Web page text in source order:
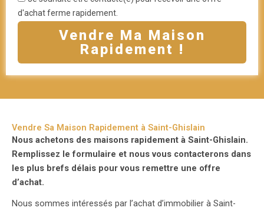
d'achat ferme rapidement.
Vendre Ma Maison
Rapidement !
Vendre Sa Maison Rapidement à Saint-Ghislain
Nous achetons des maisons rapidement à Saint-Ghislain.
Remplissez le formulaire et nous vous contacterons dans
les plus brefs délais pour vous remettre une offre
d’achat.
Nous sommes intéressés par l’achat d’immobilier à Saint-